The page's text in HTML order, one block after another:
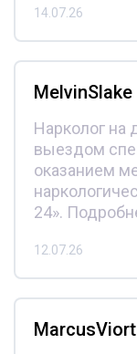
14.07.26
MelvinSlake
Нарколог
выездом
оказанием
24».
12.07.26
MarcusViort